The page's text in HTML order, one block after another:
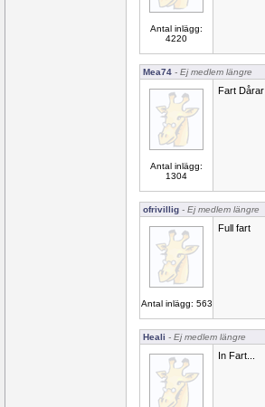
Antal inlägg:
4220
Mea74 - Ej medlem längre
Antal inlägg:
1304
Fart Dårar
ofrivillig - Ej medlem längre
Antal inlägg: 563
Full fart
Heali - Ej medlem längre
In Fart...